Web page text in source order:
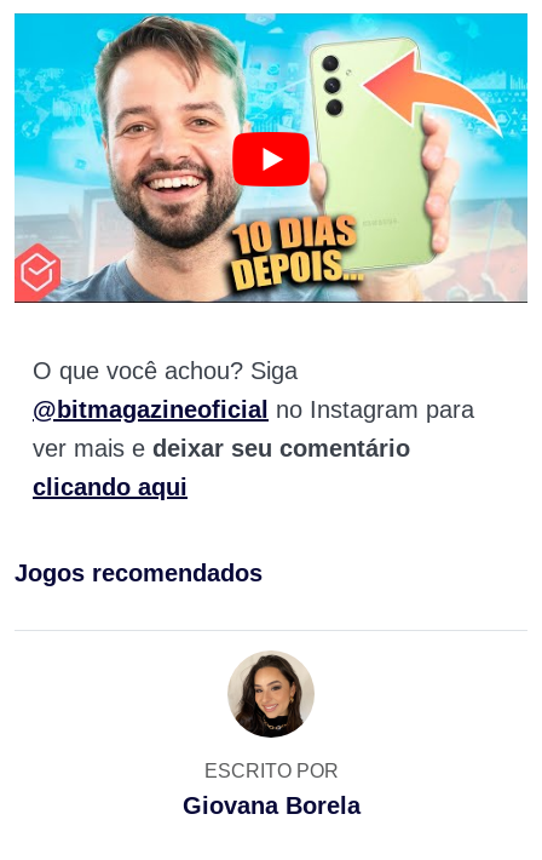
O que você achou? Siga
@bitmagazineoficial no Instagram para
ver mais e deixar seu comentário
clicando aqui
Jogos recomendados
ESCRITO POR
Giovana Borela